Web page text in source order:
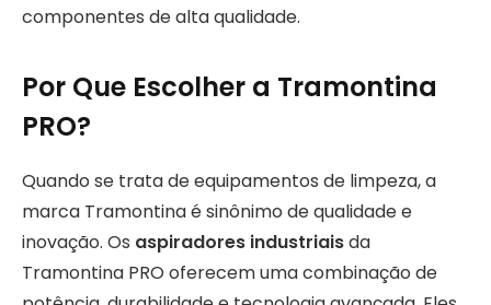
componentes de alta qualidade.
Por Que Escolher a Tramontina
PRO?
Quando se trata de equipamentos de limpeza, a
marca Tramontina é sinônimo de qualidade e
inovação. Os aspiradores industriaisda
Tramontina PRO oferecem uma combinação de